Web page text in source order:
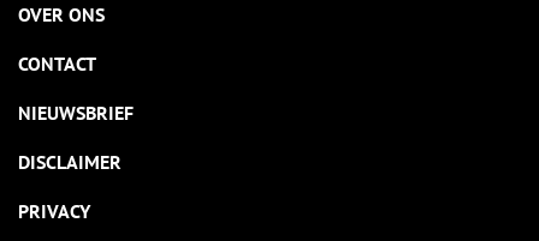
OVER ONS
CONTACT
NIEUWSBRIEF
DISCLAIMER
PRIVACY